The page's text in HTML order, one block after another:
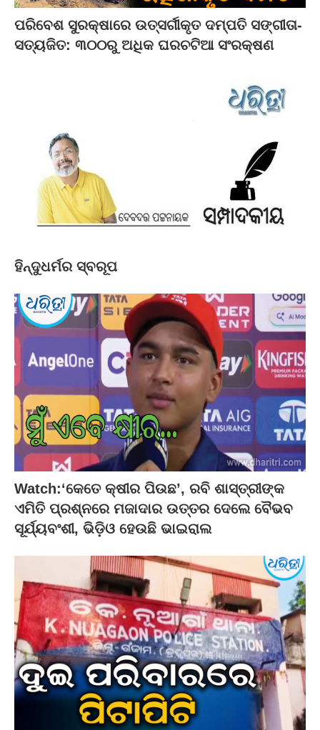
ପରିବେଶ ସୁରକ୍ଷାରେ ଉତ୍ସର୍ଗୀକୃତ ଦମ୍ପତି ସଙ୍ଗୀତା-
ସତ୍ୟଜିତ: ୩୦୦ରୁ ଅଧିକ ଘରଚଟିଆ ସଂରକ୍ଷଣ
ହିନ୍ଦୁଧର୍ମର ସ୍ବରୂପ
Watch:‘କେତେ କ୍ଷୀର ପିଉଛ’, ରବି ଶାସ୍ତ୍ରୀଙ୍କ
ଏମିତି ପ୍ରଶ୍ନରେ ମଜାଦାର ଉତ୍ତର ଦେଲେ ବୈଭବ
ସୂର୍ଯ୍ୟବଂଶୀ, ଭିଡ଼ିଓ ହେଉଛି ଭାଇରାଲ